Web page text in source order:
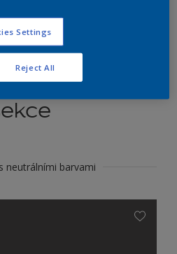
barevné
neutrálními barvami
Settings
Reject All